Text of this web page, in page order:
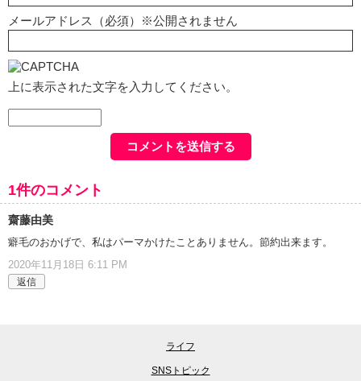
メールアドレス（必須）※公開されません
上に表示された文字を入力してください。
1件のコメント
齋藤由美
癖毛のおかげで、私はパーマかけたことありません。節約出来ます。
2020年11月18日 6:11 PM
返信
ライフ
SNSトピック